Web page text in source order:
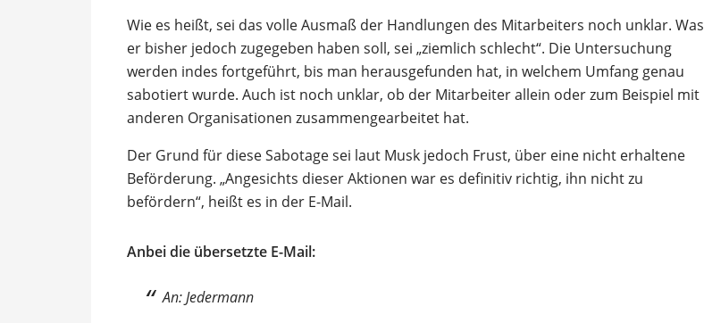
Wie es heißt, sei das volle Ausmaß der Handlungen des Mitarbeiters noch unklar. Was
er bisher jedoch zugegeben haben soll, sei „ziemlich schlecht“. Die Untersuchung
werden indes fortgeführt, bis man herausgefunden hat, in welchem Umfang genau
sabotiert wurde. Auch ist noch unklar, ob der Mitarbeiter allein oder zum Beispiel mit
anderen Organisationen zusammengearbeitet hat.
Der Grund für diese Sabotage sei laut Musk jedoch Frust, über eine nicht erhaltene
Beförderung. „Angesichts dieser Aktionen war es definitiv richtig, ihn nicht zu
befördern“, heißt es in der E-Mail.
Anbei die übersetzte E-Mail:
An: Jedermann